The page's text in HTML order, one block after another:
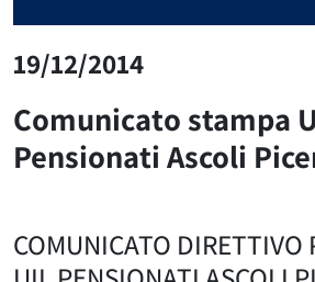
19/12/2014
Comunicato stampa
Pensionati Ascoli
COMUNICATO DIRETTIVO